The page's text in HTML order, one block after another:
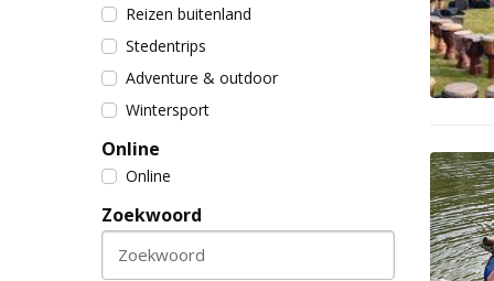
Reizen buitenland
Stedentrips
Adventure & outdoor
Wintersport
Online
Online
Zoekwoord
Zoekwoord